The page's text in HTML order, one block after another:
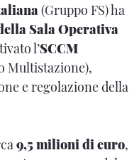
(Gruppo FS) ha
Sala Operativa
l’SCCM
Multistazione),
e regolazione della
9,5 milioni di euro,